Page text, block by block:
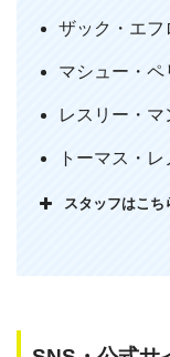
返る
定が
と息
の父
ザック・エフ
マシュー・ペ
レスリー・マ
トーマス・レ
スタッフはこち